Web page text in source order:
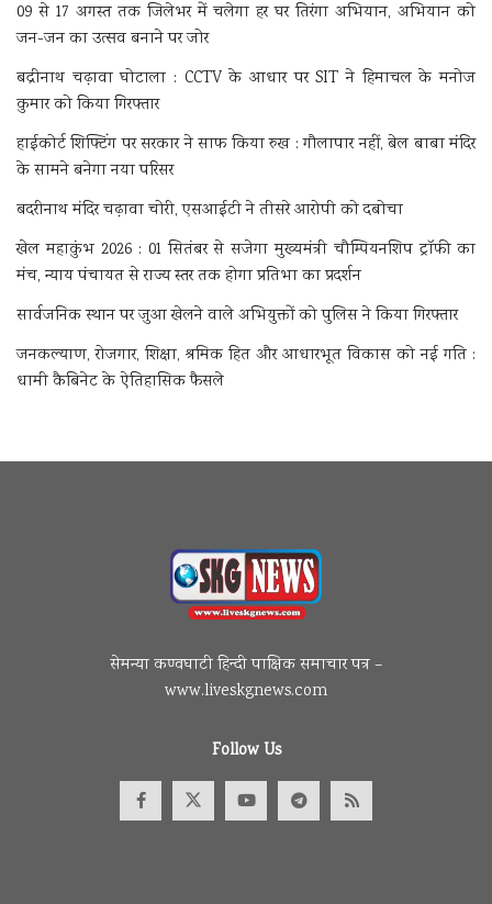
09 से 17 अगस्त तक जिलेभर में चलेगा हर घर तिरंगा अभियान, अभियान को
जन-जन का उत्सव बनाने पर जोर
बद्रीनाथ चढ़ावा घोटाला : CCTV के आधार पर SIT ने हिमाचल के मनोज
कुमार को किया गिरफ्तार
हाईकोर्ट शिफ्टिंग पर सरकार ने साफ किया रुख : गौलापार नहीं, बेल बाबा मंदिर
के सामने बनेगा नया परिसर
बदरीनाथ मंदिर चढ़ावा चोरी, एसआईटी ने तीसरे आरोपी को दबोचा
खेल महाकुंभ 2026 : 01 सितंबर से सजेगा मुख्यमंत्री चौम्पियनशिप ट्रॉफी का
मंच, न्याय पंचायत से राज्य स्तर तक होगा प्रतिभा का प्रदर्शन
सार्वजनिक स्थान पर जुआ खेलने वाले अभियुक्तों को पुलिस ने किया गिरफ्तार
जनकल्याण, रोजगार, शिक्षा, श्रमिक हित और आधारभूत विकास को नई गति :
धामी कैबिनेट के ऐतिहासिक फैसले
सेमन्या कण्वघाटी हिन्दी पाक्षिक समाचार पत्र –
www.liveskgnews.com
Follow Us